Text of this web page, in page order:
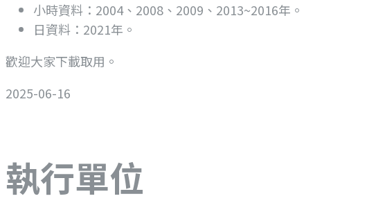
小時資料：2004、2008、2009、2013~2016年。
日資料：2021年。
歡迎大家下載取用。
2025-06-16
執行單位